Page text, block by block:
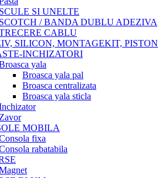
SCULE SI UNELTE
SCOTCH / BANDA DUBLU ADEZIVA
CABLU
SILICON, MONTAGEKIT, PISTON
INCHIZATORI
yala
Broasca yala pal
Broasca centralizata
Broasca yala sticla
Zavor
MOBILA
fixa
rabatabila